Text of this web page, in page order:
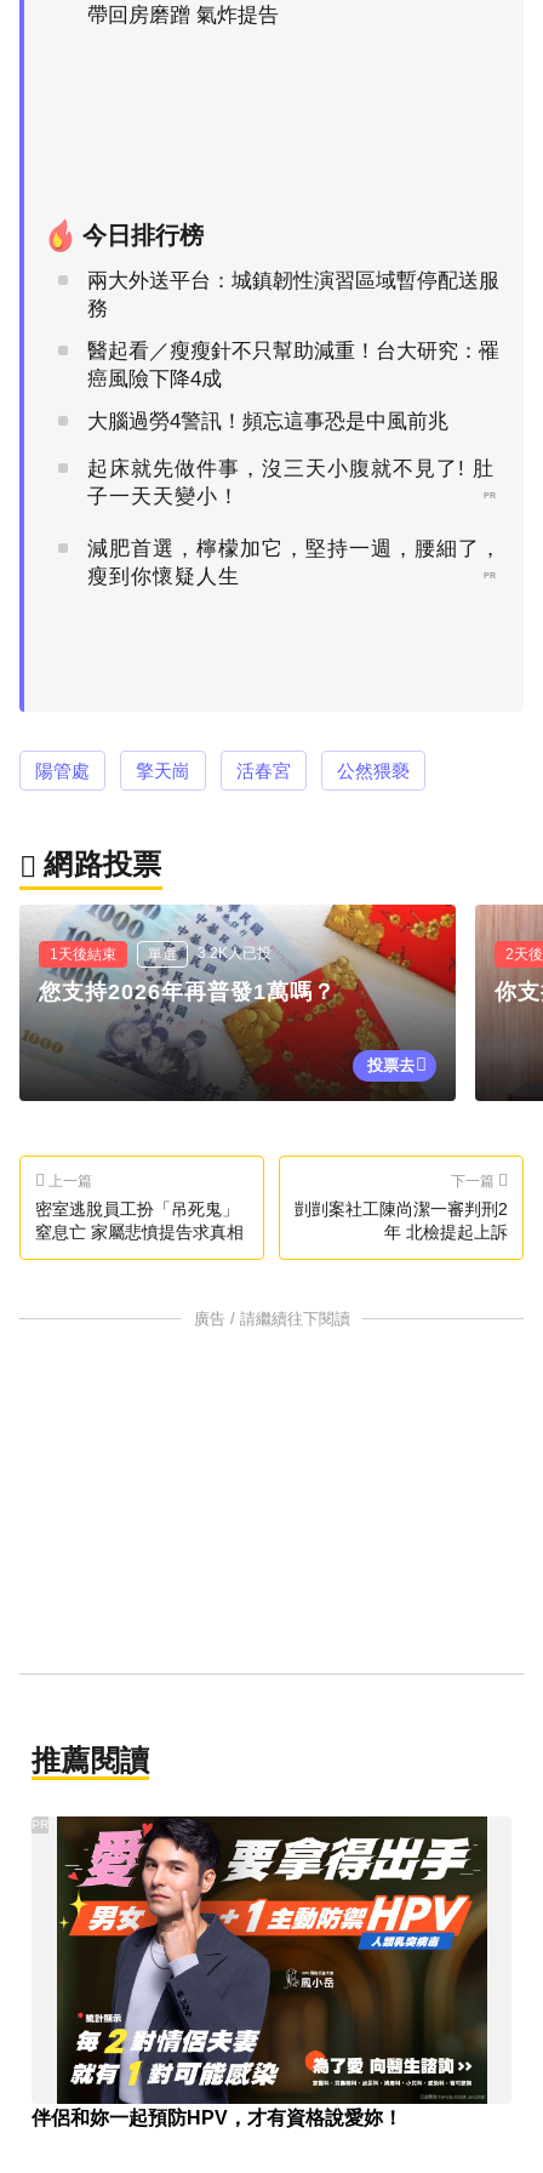
帶回房磨蹭 氣炸提告
今日排行榜
兩大外送平台：城鎮韌性演習區域暫停配送服
務
醫起看／瘦瘦針不只幫助減重！台大研究：罹
癌風險下降4成
大腦過勞4警訊！頻忘這事恐是中風前兆
起床就先做件事，沒三天小腹就不見了! 肚
子一天天變小！
PR
減肥首選，檸檬加它，堅持一週，腰細了，
瘦到你懷疑人生
PR
陽管處 擎天崗 活春宮 公然猥褻
網路投票
1天後結束 單選 3.2K人已投
您支持2026年再普發1萬嗎？
投票去
2天
你
上一篇
密室逃脫員工扮「吊死鬼」
窒息亡 家屬悲憤提告求真相
下一篇
剴剴案社工陳尚潔一審判刑2
年 北檢提起上訴
廣告 / 請繼續往下閱讀
推薦閱讀
伴侶和妳一起預防HPV，才有資格說愛妳！
PR